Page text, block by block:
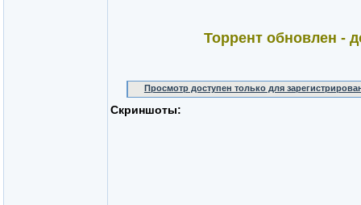
Торрент обновлен -
Просмотр доступен только для
Скриншоты: